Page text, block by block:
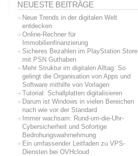
NEUESTE BEITRÄGE
Neue Trends in der digitalen Welt
entdecken
Online-Rechner für
Immobilienfinanzierung
Sicheres Bezahlen im PlayStation Store
mit PSN Guthaben
Mehr Struktur im digitalen Alltag: So
gelingt die Organisation von Apps und
Software mithilfe von Vorlagen
Tutorial: Schallplatten digitalisieren
Darum ist Windows in vielen Bereichen
nach wie vor der Standard
Immer wachsam: Rund-um-die-Uhr-
Cybersicherheit und Sofortige
Bedrohungswahrnehmung
Ein umfassender Leitfaden zu VPS-
Diensten bei OVHcloud